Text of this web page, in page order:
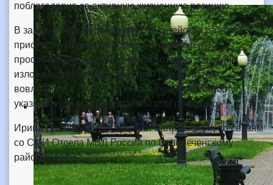
поблагодарив за активную жизненную позицию.
В завершении мероприятий полицейские раздали
присутствующим тематические памятки и
профилактические листовки, в которых наглядно
изложены алгоритмы действий при попытках
вовлечения в дистанционное мошенничество и
указано, куда можно обратиться за помощью.
Ирина Полянская, специалист направления по связям
со СМИ Отдела МВД России по Белореченскому
району